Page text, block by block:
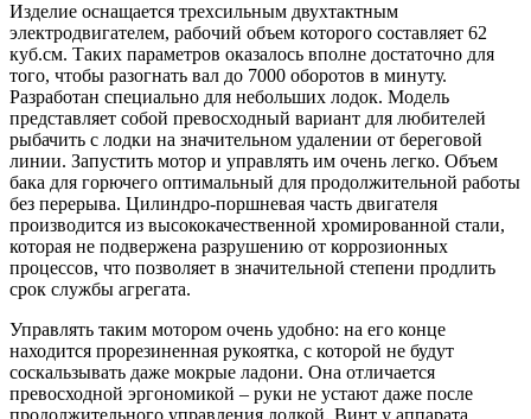
Изделие оснащается трехсильным двухтактным
электродвигателем, рабочий объем которого составляет 62
куб.см. Таких параметров оказалось вполне достаточно для
того, чтобы разогнать вал до 7000 оборотов в минуту.
Разработан специально для небольших лодок. Модель
представляет собой превосходный вариант для любителей
рыбачить с лодки на значительном удалении от береговой
линии. Запустить мотор и управлять им очень легко. Объем
бака для горючего оптимальный для продолжительной работы
без перерыва. Цилиндро-поршневая часть двигателя
производится из высококачественной хромированной стали,
которая не подвержена разрушению от коррозионных
процессов, что позволяет в значительной степени продлить
срок службы агрегата.
Управлять таким мотором очень удобно: на его конце
находится прорезиненная рукоятка, с которой не будут
соскальзывать даже мокрые ладони. Она отличается
превосходной эргономикой – руки не устают даже после